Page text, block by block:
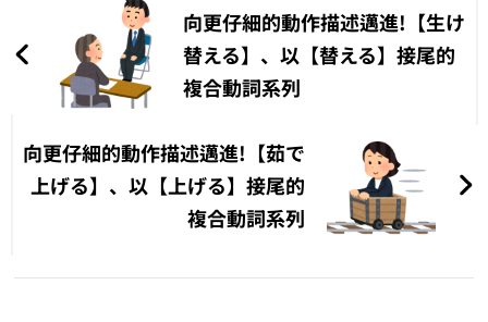
導
向更仔細的動作描述邁進!【生け
替える】、以【替える】接尾的
複合動詞系列
向更仔細的動作描述邁進!【茹で
上げる】、以【上げる】接尾的
複合動詞系列